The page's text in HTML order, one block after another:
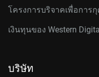
โครงการบริจาคเพื่อการ
เงินทุนของ Western
บริษัท